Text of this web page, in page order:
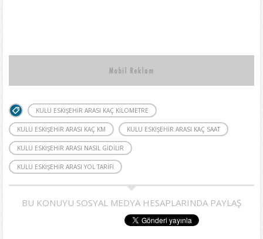
KULU ESKIŞEHIR ARASI KAÇ KILOMETRE
KULU ESKIŞEHIR ARASI KAÇ KM KULU ESKIŞEHIR ARASI KAÇ SAAT
KULU ESKIŞEHIR ARASI NASIL GIDILIR
KULU ESKIŞEHIR ARASI YOL TARIFI
BU KONUYU SOSYAL MEDYA HESAPLARINDA PAYLAŞ